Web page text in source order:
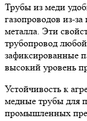
Трубы из меди
газопроводов из-
металла. Эти
трубопровод
зафиксированные
высокий уровень
Устойчивость к
медные трубы для
промышленных